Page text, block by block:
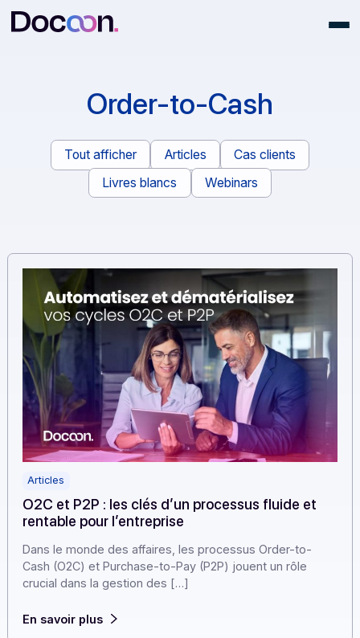
Order-to-Cash
Tout afficher Articles
Cas clients
Livres blancs
Webinars
O2C et P2P : les clés d’un processus fluide et
rentable pour l’entreprise
Dans le monde des affaires, les processus Order-to-
Cash (O2C) et Purchase-to-Pay (P2P) jouent un rôle